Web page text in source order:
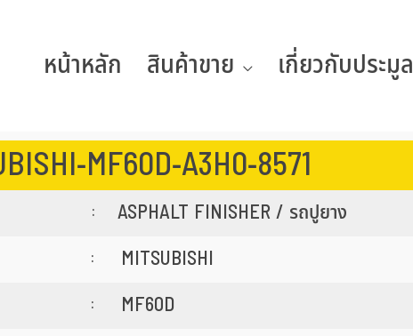
หน้าหลัก สินค้าขาย เกี่ยวกับประมูล
MF60D-A3H0-8571
: ASPHALT FINISHER / รถปูยาง
:
MITSUBISHI
:
MF60D